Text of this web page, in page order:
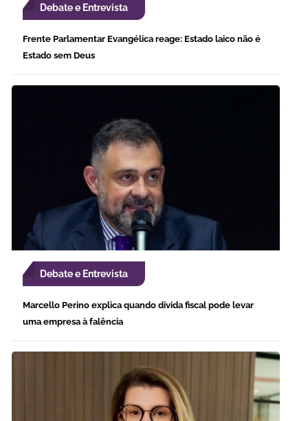
Debate e Entrevista
Frente Parlamentar Evangélica reage: Estado laico não é
Estado sem Deus
Debate e Entrevista
Marcello Perino explica quando dívida fiscal pode levar
uma empresa à falência